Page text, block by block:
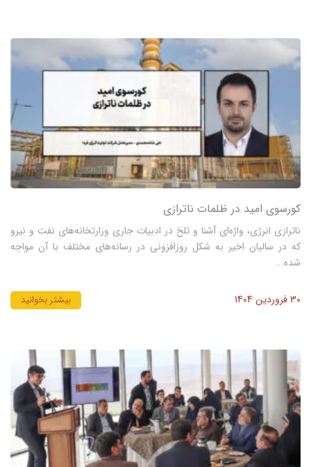
کورسوی امید در ظلمات ناترازی
ناترازی انرژی، واژه‌‌‌ای آشنا و تلخ در ادبیات جاری وزارتخانه‌‌‌های نفت و نیرو
که در سالیان اخیر به شکل روزافزونی در رسانه‎‌‌‌های مختلف با آن مواجه
شده...
30 فروردین 1404 بیشتر بخوانید